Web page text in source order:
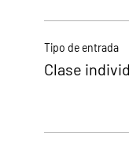
Tipo de entrada
Clase